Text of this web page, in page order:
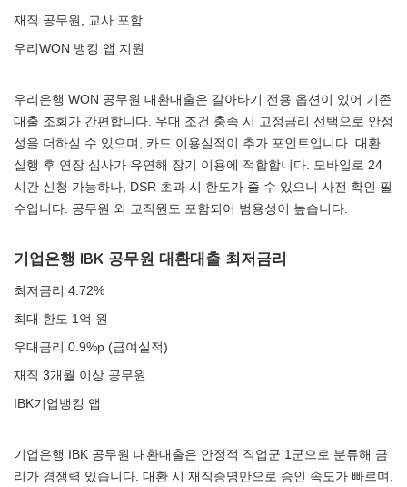
재직 공무원, 교사 포함
우리WON 뱅킹 앱 지원
우리은행 WON 공무원 대환대출은 갈아타기 전용 옵션이 있어 기존
대출 조회가 간편합니다. 우대 조건 충족 시 고정금리 선택으로 안정
성을 더하실 수 있으며, 카드 이용실적이 추가 포인트입니다. 대환
실행 후 연장 심사가 유연해 장기 이용에 적합합니다. 모바일로 24
시간 신청 가능하나, DSR 초과 시 한도가 줄 수 있으니 사전 확인 필
수입니다. 공무원 외 교직원도 포함되어 범용성이 높습니다.
기업은행 IBK 공무원 대환대출 최저금리
최저금리 4.72%
최대 한도 1억 원
우대금리 0.9%p (급여실적)
재직 3개월 이상 공무원
IBK기업뱅킹 앱
기업은행 IBK 공무원 대환대출은 안정적 직업군 1군으로 분류해 금
리가 경쟁력 있습니다. 대환 시 재직증명만으로 승인 속도가 빠르며,